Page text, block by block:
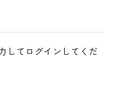
してログインしてくだ